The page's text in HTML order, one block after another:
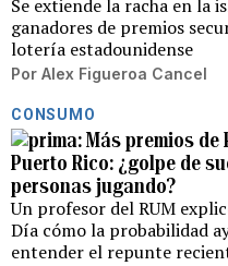
Se extiende la racha en la
ganadores de premios
lotería estadounidense
Por Alex Figueroa Cancel
CONSUMO
Más premios de
Puerto Rico: ¿golpe de
personas jugando?
Un profesor del RUM
Día cómo la probabilidad
entender el repunte